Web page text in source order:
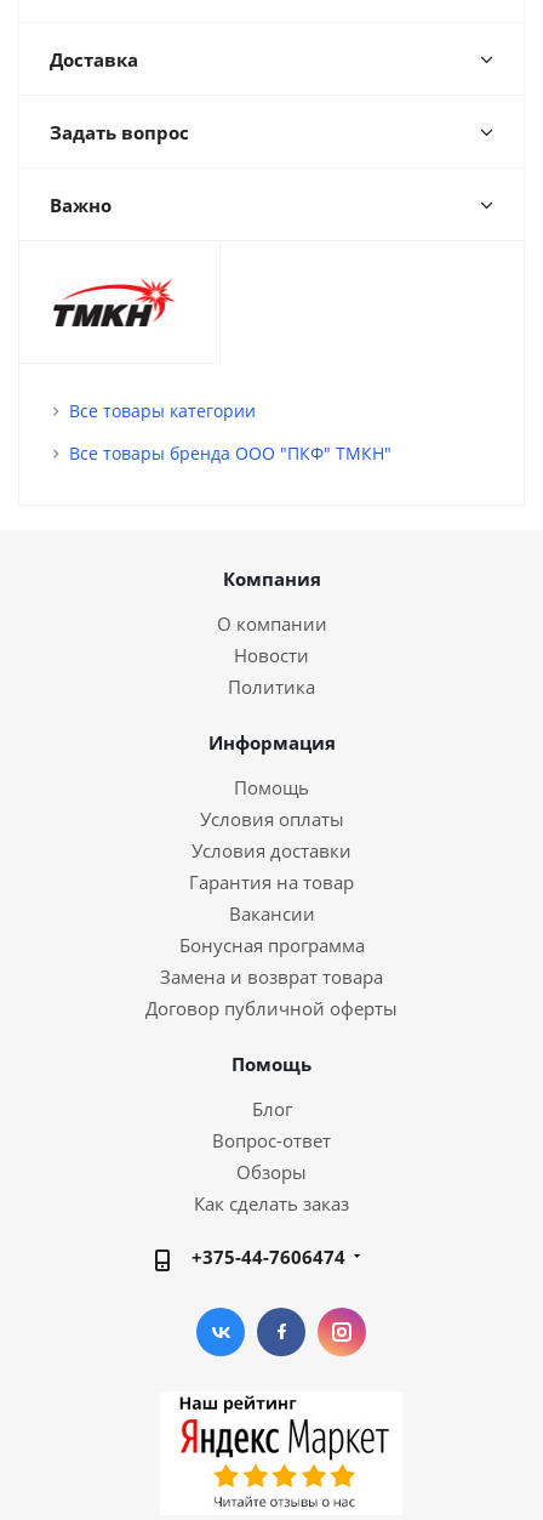
Доставка
Задать вопрос
Важно
Все товары категории
Все товары бренда ООО "ПКФ" ТМКН"
Компания
О компании
Новости
Политика
Информация
Помощь
Условия оплаты
Условия доставки
Гарантия на товар
Вакансии
Бонусная программа
Замена и возврат товара
Договор публичной оферты
Помощь
Блог
Вопрос-ответ
Обзоры
Как сделать заказ
+375-44-7606474